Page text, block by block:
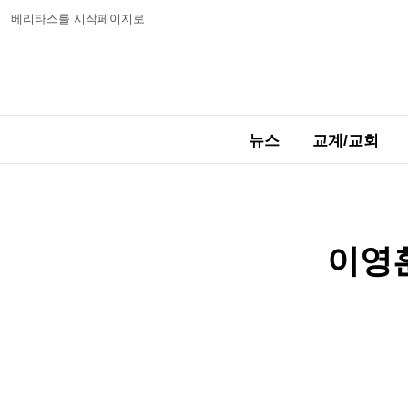
베리타스를 시작페이지로
뉴스 교계/교회
이영